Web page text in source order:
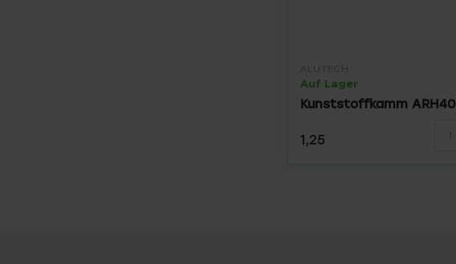
ALUTECH
Auf Lager
Kunststoffkamm ARH40
1,25